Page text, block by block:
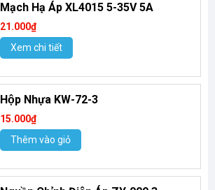
Mạch Hạ Áp XL4015 5-35V 5A
21.000₫
Xem chi tiết
Hộp Nhựa KW-72-3
15.000₫
Thêm vào giỏ